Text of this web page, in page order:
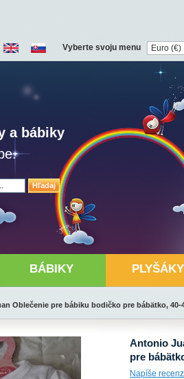
Hľadaj
a bábiky
Vyberte svoju menu
BÁBIKY PLYŠÁKY
Oblečenie pre bábiku bodičko pre bábätko, 40-
Antonio
pre
Napíše